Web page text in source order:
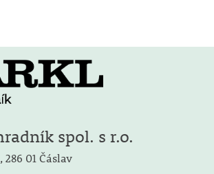
spol. s r.o.
286 01 Čáslav